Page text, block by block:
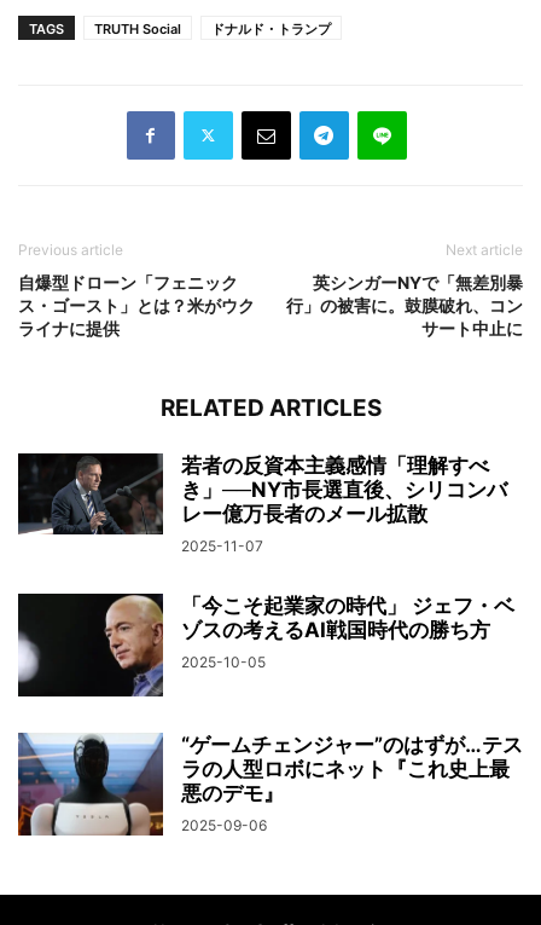
TAGS TRUTH Social ドナルド・トランプ
Previous article
自爆型ドローン「フェニック
ス・ゴースト」とは？米がウク
ライナに提供
Next article
英シンガーNYで「無差別暴
行」の被害に。鼓膜破れ、コン
サート中止に
RELATED ARTICLES
若者の反資本主義感情「理解すべ
き」──NY市長選直後、シリコンバ
レー億万長者のメール拡散
2025-11-07
「今こそ起業家の時代」 ジェフ・ベ
ゾスの考えるAI戦国時代の勝ち方
2025-10-05
“ゲームチェンジャー”のはずが…テス
ラの人型ロボにネット『これ史上最
悪のデモ』
2025-09-06